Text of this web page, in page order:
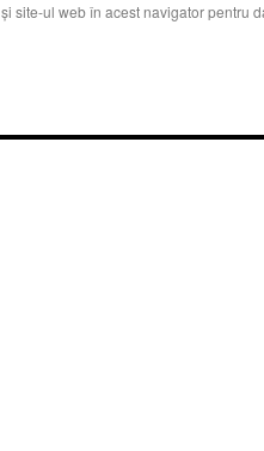
site-ul web în acest navigator pentru